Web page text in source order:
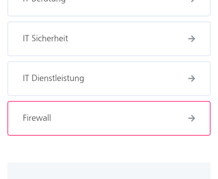
IT Sicherheit
IT Dienstleistung
Firewall